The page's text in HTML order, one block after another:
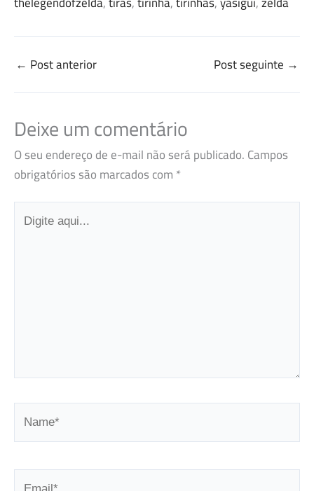
← Post anterior Post seguinte →
Deixe um comentário
O seu endereço de e-mail não será publicado.Campos
obrigatórios são marcados com*
Digite
aqui...
Name*
Email*